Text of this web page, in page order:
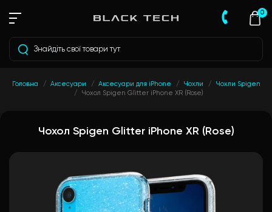
0
Головна Аксесуари Аксесуари для iPhone Чохли
Чохли Spigen
Чохол Spigen Glitter iPhone XR (Rose)
Чохол Spigen Glitter iPhone XR (Rose)